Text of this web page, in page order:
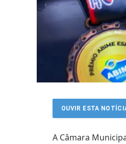
OUVIR ESTA
A Câmara